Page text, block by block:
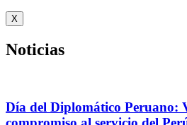
X
Noticias
Día del Diplomático Peruano: